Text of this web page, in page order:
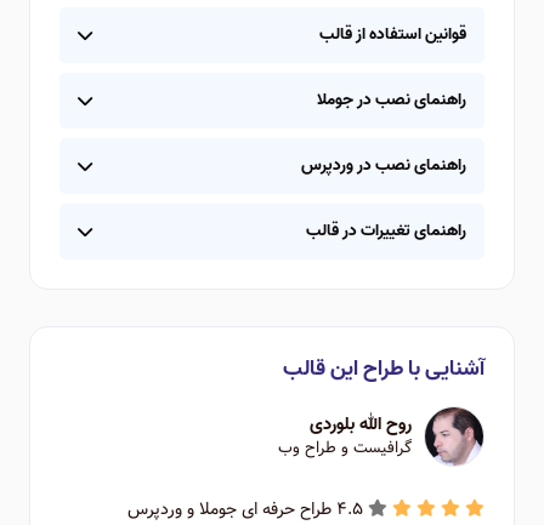
قوانین استفاده از قالب
راهنمای نصب در جوملا
راهنمای نصب در وردپرس
راهنمای تغییرات در قالب
آشنایی با طراح این قالب
روح الله بلوردی
گرافیست و طراح وب
4.5 طراح حرفه ای جوملا و وردپرس